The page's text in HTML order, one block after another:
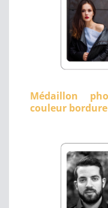
Médaillon
couleur